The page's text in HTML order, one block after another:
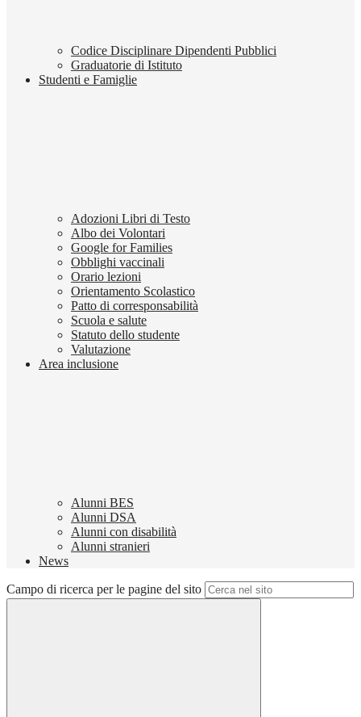
Codice Disciplinare Dipendenti Pubblici
Graduatorie di Istituto
Studenti e Famiglie
Adozioni Libri di Testo
Albo dei Volontari
Google for Families
Obblighi vaccinali
Orario lezioni
Orientamento Scolastico
Patto di corresponsabilità
Scuola e salute
Statuto dello studente
Valutazione
Area inclusione
Alunni BES
Alunni DSA
Alunni con disabilità
Alunni stranieri
News
Campo di ricerca per le pagine del sito